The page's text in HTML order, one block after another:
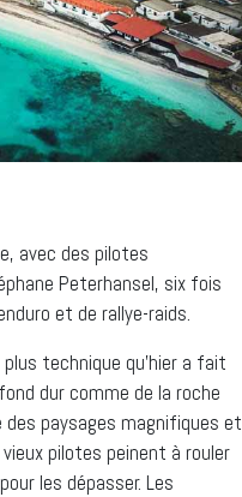
avec des pilotes
Peterhansel, six fois
et de rallye-raids.
technique qu’hier a fait
dur comme de la roche
des paysages magnifiques et
pilotes peinent à rouler
les dépasser. Les